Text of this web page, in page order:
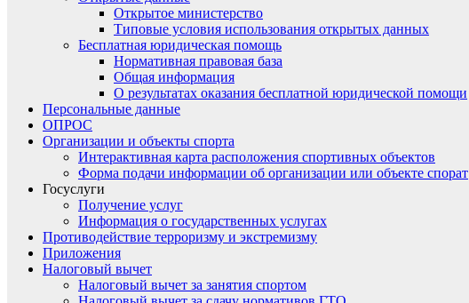
Открытое министерство
Типовые условия использования открытых данных
Бесплатная юридическая помощь
Нормативная правовая база
Общая информация
О результатах оказания бесплатной юридической помощи
Персональные данные
ОПРОС
Организации и объекты спорта
Интерактивная карта расположения спортивных объектов
Форма подачи информации об организации или объекте спорат
Госуслуги
Получение услуг
Информация о государственных услугах
Противодействие терроризму и экстремизму
Приложения
Налоговый вычет
Налоговый вычет за занятия спортом